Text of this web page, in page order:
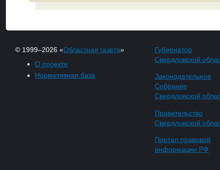
© 1999–2026 «Областная газета»
О проекте
Нормативная база
Губернатор
Свердловской
Законодательное
Собрание
Свердловской
Правительство
Свердловской
Портал правовой
информации РФ